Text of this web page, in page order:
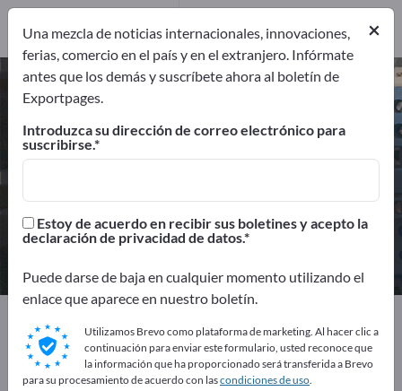
Elementos de construcción pasivos
– encuentre fabricantes y
proveedores
90 87
Distribuidores
Distribuidores
Componentes electrónicos
Elementos de construcción pasivos
×
Una mezcla de noticias internacionales, innovaciones,
ferias, comercio en el país y en el extranjero. Infórmate
antes que los demás y suscríbete ahora al boletín de
Exportpages.
Introduzca su dirección de correo electrónico para
suscribirse.
Estoy de acuerdo en recibir sus boletines y acepto la
declaración de privacidad de datos.
Puede darse de baja en cualquier momento utilizando el
enlace que aparece en nuestro boletín.
Utilizamos Brevo como plataforma de marketing. Al hacer clic a
continuación para enviar este formulario, usted reconoce que
la información que ha proporcionado será transferida a Brevo
para su procesamiento de acuerdo con lascondiciones de uso.